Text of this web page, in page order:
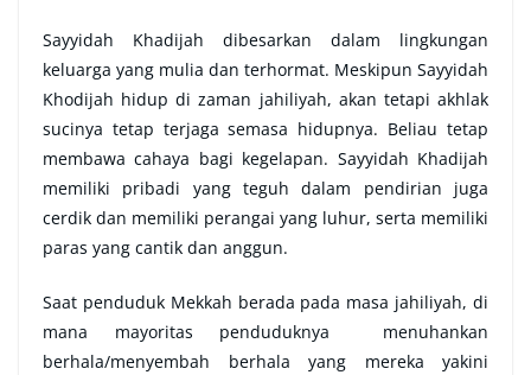
Sayyidah Khadijah dibesarkan dalam lingkungan
keluarga yang mulia dan terhormat. Meskipun Sayyidah
Khodijah hidup di zaman jahiliyah, akan tetapi akhlak
sucinya tetap terjaga semasa hidupnya. Beliau tetap
membawa cahaya bagi kegelapan. Sayyidah Khadijah
memiliki pribadi yang teguh dalam pendirian juga
cerdik dan memiliki perangai yang luhur, serta memiliki
paras yang cantik dan anggun.
Saat penduduk Mekkah berada pada masa jahiliyah, di
mana mayoritas penduduknya menuhankan
berhala/menyembah berhala yang mereka yakini